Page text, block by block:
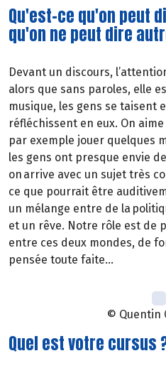
Qu'est-ce qu'on peut
qu'on ne peut dire
Devant un discours,
alors que sans paroles, elle
musique, les gens se taisent
réfléchissent en eux. On
par exemple jouer quelques
les gens ont presque envie
on arrive avec un sujet très
ce que pourrait être
un mélange entre de la
et un rêve. Notre rôle est de
entre ces deux mondes, de
pensée toute faite…
© Quentin
Quel est votre cursus